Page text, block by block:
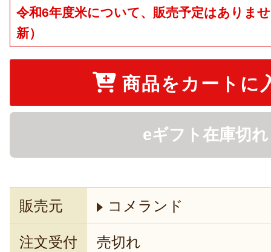
令和6年度米について、販売予定はありま
新）
商品をカートに
eギフト在庫切れ
販売元 コメランド
注文受付 売切れ